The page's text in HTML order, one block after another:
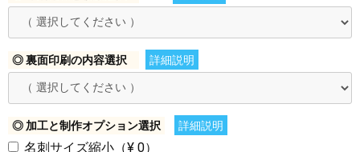
◎ 裏面印刷の内容選択 詳細説明
◎ 加工と制作オプション選択 詳細説明
名刺サイズ縮小（¥ 0）